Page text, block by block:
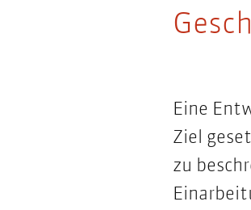
Eine
Ziel
zu